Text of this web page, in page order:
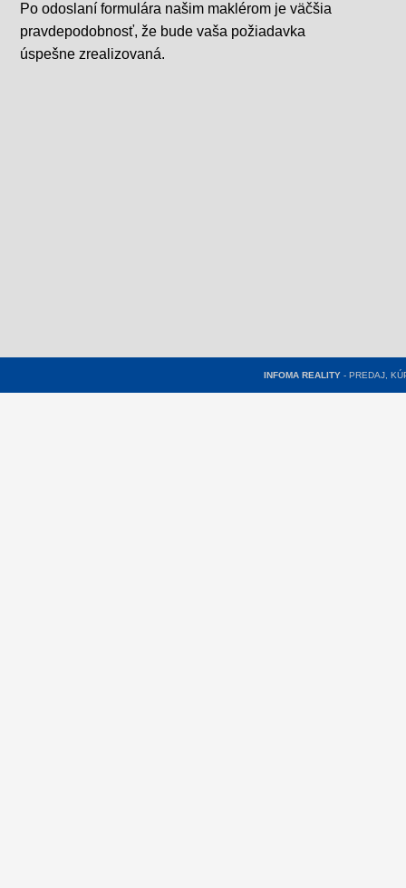
Po odoslaní formulára našim maklérom je väčšia
pravdepodobnosť, že bude vaša požiadavka
úspešne zrealizovaná.
INFOMA REALITY - PREDAJ,